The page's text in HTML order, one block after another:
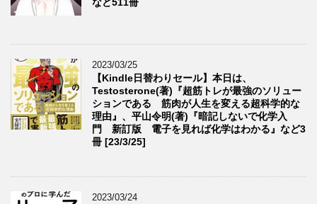
など511冊
2023/03/25
【Kindle日替わりセール】本日は、
Testosterone(著)『超筋トレが最強のソリュー
ションである 筋肉が人生を変える超科学的な
理由』、平山令明(著)『暗記しないで化学入
門 新訂版 電子を見れば化学はわかる』など3
冊 [23/3/25]
2023/03/24